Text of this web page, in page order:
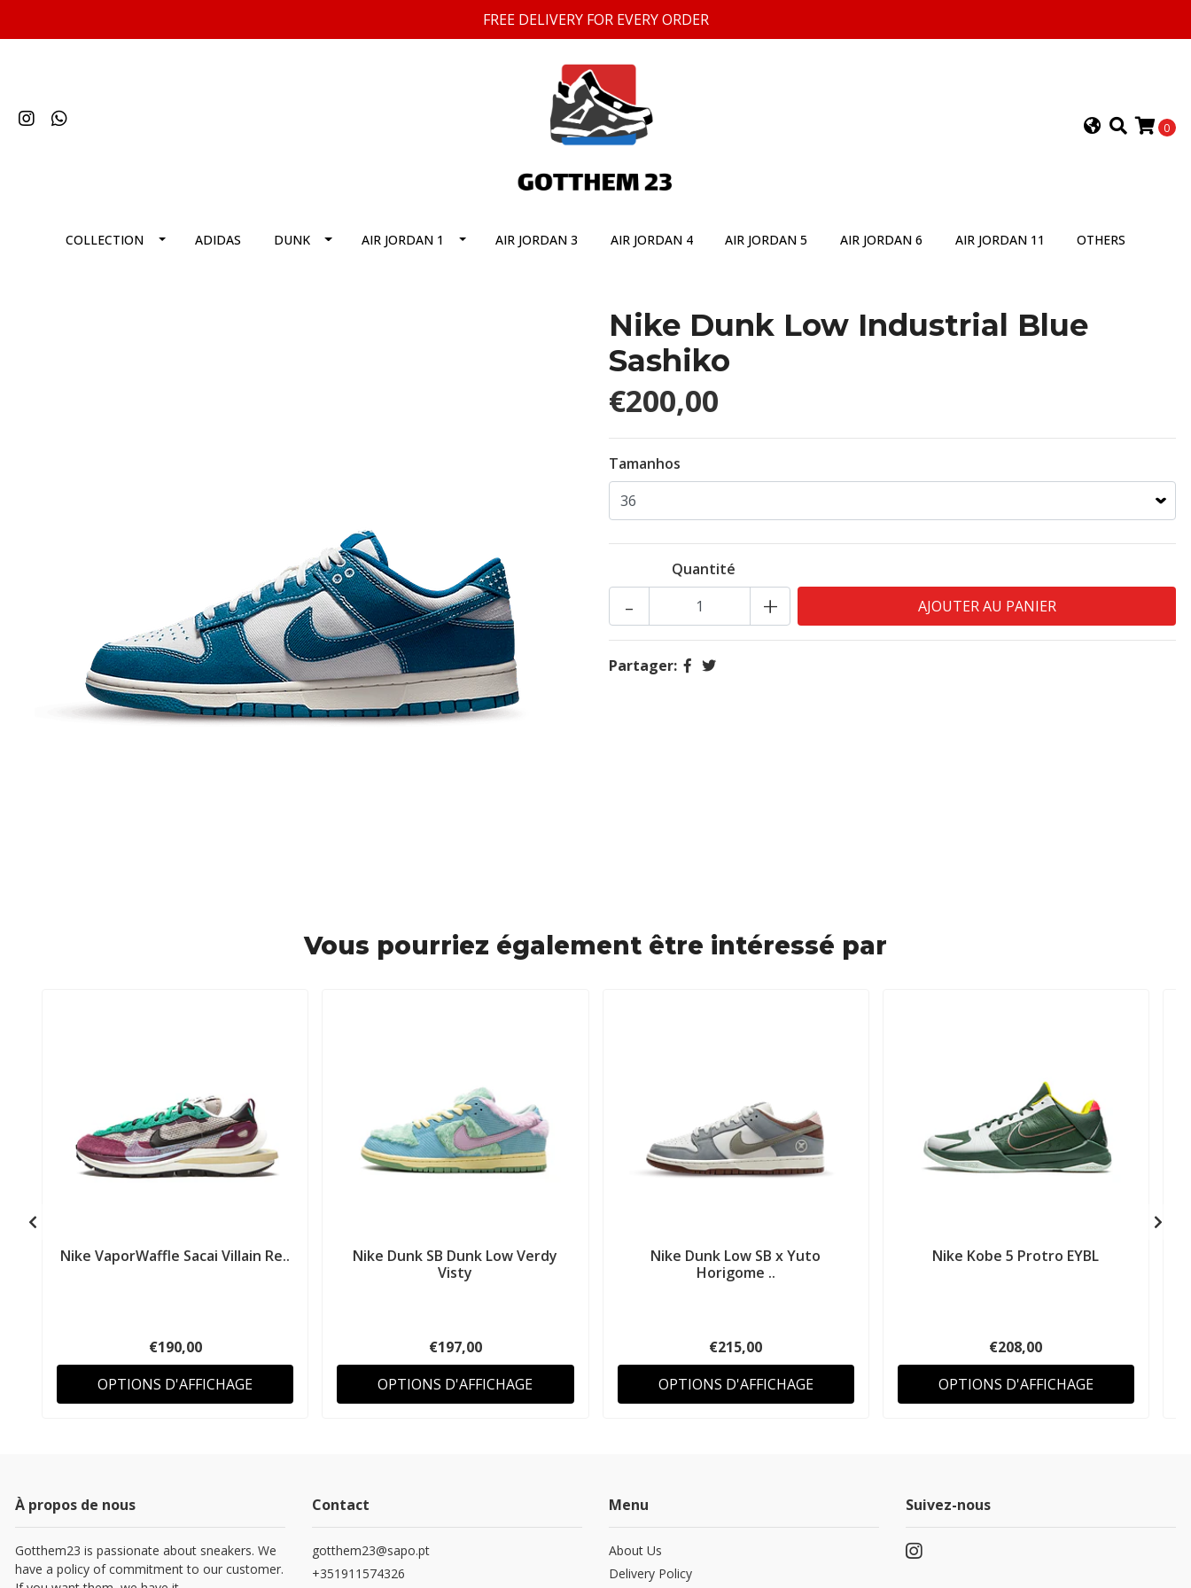
FREE DELIVERY FOR EVERY ORDER
0
COLLECTION ADIDAS DUNK AIR JORDAN 1 AIR JORDAN 3 AIR JORDAN 4 AIR JORDAN 5 AIR JORDAN 6 AIR JORDAN 11 OTHERS
Nike Dunk Low Industrial Blue
Sashiko
€200,00
Tamanhos
Quantité
+
-
Partager:
Vous pourriez également être intéressé par
Nike VaporWaffle Sacai Villain Re..
€190,00
OPTIONS D'AFFICHAGE
Nike Dunk SB Dunk Low Verdy
Visty
€197,00
OPTIONS D'AFFICHAGE
Nike Dunk Low SB x Yuto
Horigome ..
€215,00
OPTIONS D'AFFICHAGE
Nike Kobe 5 Protro EYBL
€208,00
OPTIONS D'AFFICHAGE
À propos de nous
Gotthem23 is passionate about sneakers. We
have a policy of commitment to our customer.
Contact
gotthem23@sapo.pt
+351911574326
Menu
About Us
Delivery Policy
Suivez-nous